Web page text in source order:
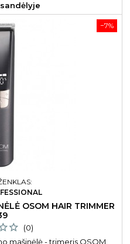
−7%
OSOM HAIR TRIMMER
(0)
mašinėlė - trimeris OSOM